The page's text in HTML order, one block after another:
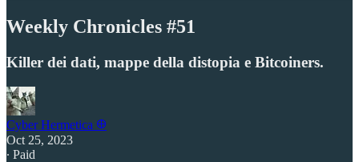
Weekly Chronicles #51
Killer dei dati, mappe della distopia e Bitcoiners.
Cyber Hermetica 𐀏
Oct 25, 2023
∙ Paid